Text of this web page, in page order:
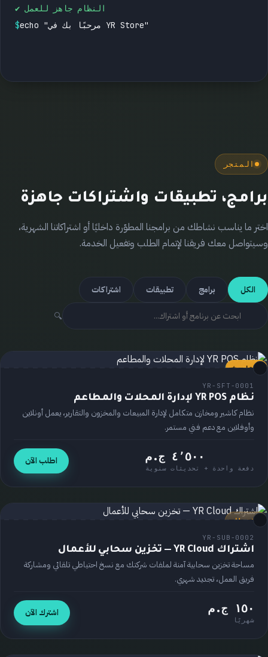
✔ النظام جاهز للعمل
$
echo "مرحبًا بك في YR Store"
المتجر
برامج، تطبيقات واشتراكات جاهزة
اختر ما يناسب نشاطك من برامجنا المطوّرة داخليًا أو اشتراكاتنا الشهرية،
وسيتواصل معك فريقنا لإتمام الطلب وتفعيل الخدمة.
الكل برامج تطبيقات اشتراكات
🔍
برنامج
مُختار ⭐
YR-SFT-0001
نظام YR POS لإدارة المحلات والمطاعم
نظام كاشير ومخازن متكامل لإدارة المبيعات والمخزون والتقارير، يعمل أونلاين
وأوفلاين مع دعم فني مستمر.
٤٬٥٠٠ ج.م
دفعة واحدة + تحديثات سنوية
اطلب الآن
اشتراك
YR-SUB-0002
اشتراك YR Cloud — تخزين سحابي للأعمال
مساحة تخزين سحابية آمنة لملفات شركتك مع نسخ احتياطي تلقائي ومشاركة
فريق العمل، تجديد شهري.
١٥٠ ج.م
شهريًا
اشترك الآن